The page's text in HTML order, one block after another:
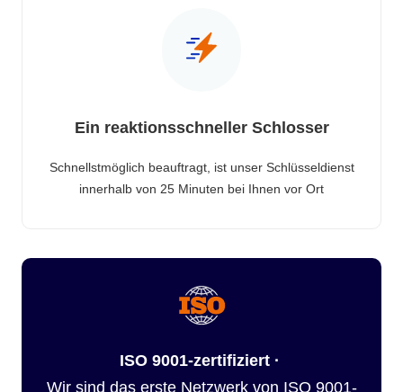
Ein reaktionsschneller Schlosser
Schnellstmöglich beauftragt, ist unser Schlüsseldienst
innerhalb von 25 Minuten bei Ihnen vor Ort
ISO 9001-zertifiziert ·
Wir sind das erste Netzwerk von ISO 9001-